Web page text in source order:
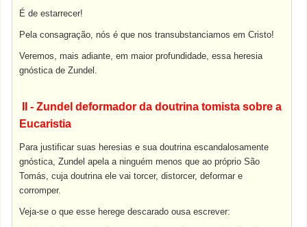
É de estarrecer!
Pela consagração, nós é que nos transubstanciamos em Cristo!
Veremos, mais adiante, em maior profundidade, essa heresia
gnóstica de Zundel.
II - Zundel deformador da doutrina tomista sobre a
Eucaristia
Para justificar suas heresias e sua doutrina escandalosamente
gnóstica, Zundel apela a ninguém menos que ao próprio São
Tomás, cuja doutrina ele vai torcer, distorcer, deformar e
corromper.
Veja-se o que esse herege descarado ousa escrever: